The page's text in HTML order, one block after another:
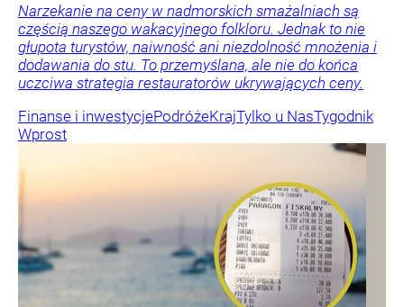
Narzekanie na ceny w nadmorskich smażalniach są
częścią naszego wakacyjnego folkloru. Jednak to nie
głupota turystów, naiwność ani niezdolność mnożenia i
dodawania do stu. To przemyślana, ale nie do końca
uczciwa strategia restauratorów ukrywających ceny.
Finanse i inwestycjePodróżeKrajTylko u NasTygodnik
Wprost